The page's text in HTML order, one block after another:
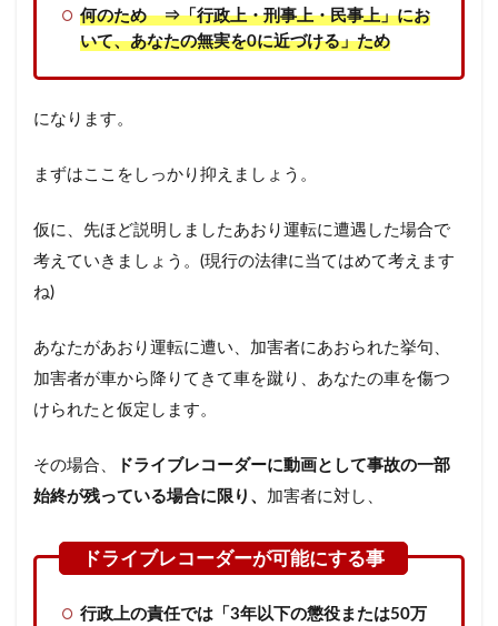
何のため ⇒「行政上・刑事上・民事上」にお
いて、あなたの無実を0に近づける」ため
になります。
まずはここをしっかり抑えましょう。
仮に、先ほど説明しましたあおり運転に遭遇した場合で
考えていきましょう。(現行の法律に当てはめて考えます
ね)
あなたがあおり運転に遭い、加害者にあおられた挙句、
加害者が車から降りてきて車を蹴り、あなたの車を傷つ
けられたと仮定します。
その場合、
ドライブレコーダーに動画として事故の一部
始終が残っている場合に限り、 加害者に対し、
行政上の責任では「3年以下の懲役または50万